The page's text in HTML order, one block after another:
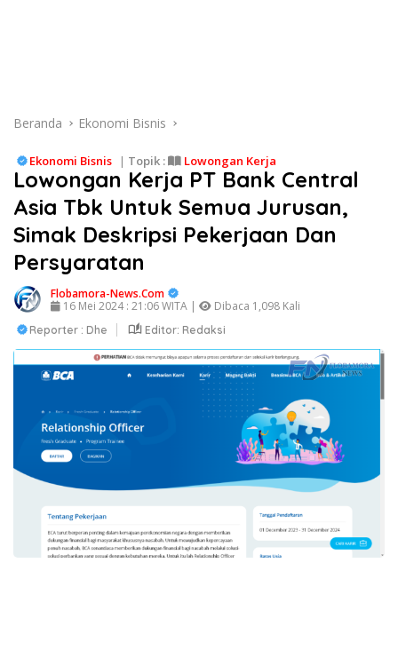
Beranda Ekonomi Bisnis
Ekonomi Bisnis | Topik : Lowongan Kerja
Lowongan Kerja PT Bank Central
Asia Tbk Untuk Semua Jurusan,
Simak Deskripsi Pekerjaan Dan
Persyaratan
Flobamora-News.Com
16 Mei 2024 : 21:06 WITA |
Dibaca 1,098 Kali
Reporter : Dhe Editor: Redaksi